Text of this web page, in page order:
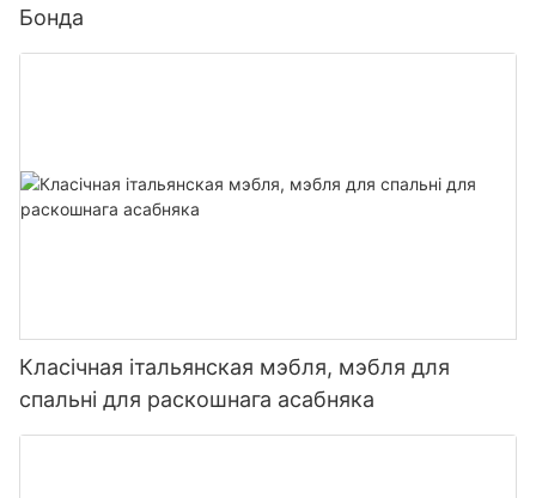
Бонда
Класічная італьянская мэбля, мэбля для
спальні для раскошнага асабняка